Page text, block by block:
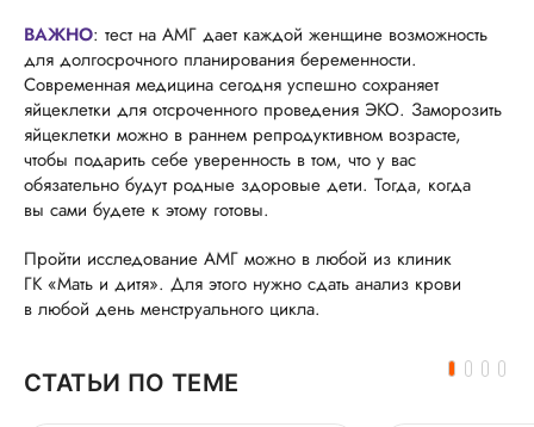
ВАЖНО: тест на АМГ дает каждой женщине возможность
для долгосрочного планирования беременности.
Современная медицина сегодня успешно сохраняет
яйцеклетки для отсроченного проведения ЭКО. Заморозить
яйцеклетки можно в раннем репродуктивном возрасте,
чтобы подарить себе уверенность в том, что у вас
обязательно будут родные здоровые дети. Тогда, когда
вы сами будете к этому готовы.
Пройти исследование АМГ можно в любой из клиник
ГК «Мать и дитя». Для этого нужно сдать анализ крови
в любой день менструального цикла.
СТАТЬИ ПО ТЕМЕ